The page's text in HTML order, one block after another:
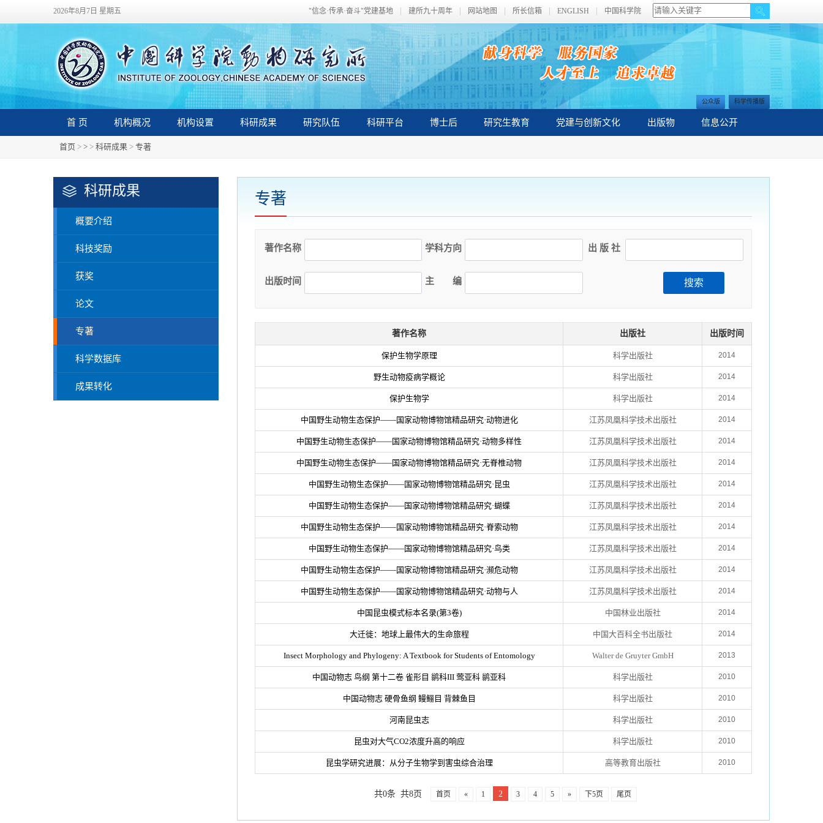
2026年8月7日 星期五 "信念·传承·奋斗"党建基地 建所九十周年 网站地图 所长信箱 ENGLISH 中国科学院
科学传播版
公众版
首 页 机构概况 机构设置 科研成果 研究队伍 科研平台 博士后 研究生教育 党建与创新文化 出版物 信息公开
首页 > > > 科研成果 > 专著
科研成果
概要介绍
科技奖励
获奖
论文
专著
科学数据库
成果转化
专著
著作名称 学科方向 出 版 社
出版时间 主 编 搜索
著作名称 出版社 出版时间
保护生物学原理 科学出版社 2014
野生动物疫病学概论 科学出版社 2014
保护生物学 科学出版社 2014
中国野生动物生态保护——国家动物博物馆精品研究·动物进化 江苏凤凰科学技术出版社 2014
中国野生动物生态保护——国家动物博物馆精品研究·动物多样性 江苏凤凰科学技术出版社 2014
中国野生动物生态保护——国家动物博物馆精品研究·无脊椎动物 江苏凤凰科学技术出版社 2014
中国野生动物生态保护——国家动物博物馆精品研究·昆虫 江苏凤凰科学技术出版社 2014
中国野生动物生态保护——国家动物博物馆精品研究·蝴蝶 江苏凤凰科学技术出版社 2014
中国野生动物生态保护——国家动物博物馆精品研究·脊索动物 江苏凤凰科学技术出版社 2014
中国野生动物生态保护——国家动物博物馆精品研究·鸟类 江苏凤凰科学技术出版社 2014
中国野生动物生态保护——国家动物博物馆精品研究·濒危动物 江苏凤凰科学技术出版社 2014
中国野生动物生态保护——国家动物博物馆精品研究·动物与人 江苏凤凰科学技术出版社 2014
中国昆虫模式标本名录(第3卷) 中国林业出版社 2014
大迁徙：地球上最伟大的生命旅程 中国大百科全书出版社 2014
Insect Morphology and Phylogeny: A Textbook for Students of Entomology Walter de Gruyter GmbH 2013
中国动物志 鸟纲 第十二卷 雀形目 鹟科III 莺亚科 鹟亚科 科学出版社 2010
中国动物志 硬骨鱼纲 鳗鲡目 背棘鱼目 科学出版社 2010
河南昆虫志 科学出版社 2010
昆虫对大气CO2浓度升高的响应 科学出版社 2010
昆虫学研究进展：从分子生物学到害虫综合治理 高等教育出版社 2010
共0条 共8页 首页 « 1 2 3 4 5 » 下5页 尾页